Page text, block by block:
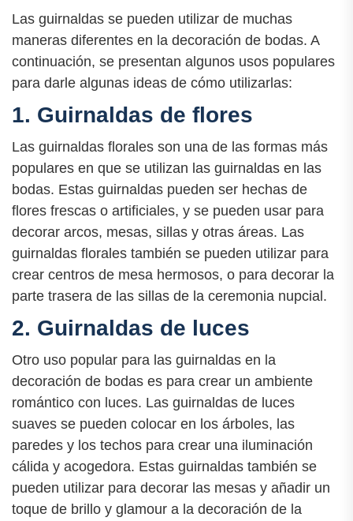
Las guirnaldas se pueden utilizar de muchas
maneras diferentes en la decoración de bodas. A
continuación, se presentan algunos usos populares
para darle algunas ideas de cómo utilizarlas:
1. Guirnaldas de flores
Las guirnaldas florales son una de las formas más
populares en que se utilizan las guirnaldas en las
bodas. Estas guirnaldas pueden ser hechas de
flores frescas o artificiales, y se pueden usar para
decorar arcos, mesas, sillas y otras áreas. Las
guirnaldas florales también se pueden utilizar para
crear centros de mesa hermosos, o para decorar la
parte trasera de las sillas de la ceremonia nupcial.
2. Guirnaldas de luces
Otro uso popular para las guirnaldas en la
decoración de bodas es para crear un ambiente
romántico con luces. Las guirnaldas de luces
suaves se pueden colocar en los árboles, las
paredes y los techos para crear una iluminación
cálida y acogedora. Estas guirnaldas también se
pueden utilizar para decorar las mesas y añadir un
toque de brillo y glamour a la decoración de la